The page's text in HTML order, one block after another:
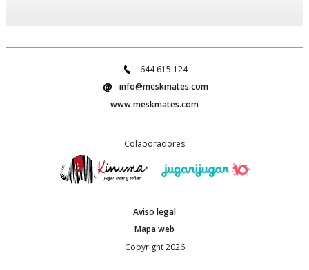
644 615 124
info@meskmates.com
www.meskmates.com
Colaboradores
Aviso legal
Mapa web
Copyright 2026